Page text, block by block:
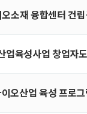
소재 융합센터 건
육성사업 창업자
오산업 육성 프로